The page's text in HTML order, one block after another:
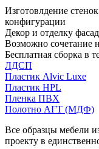
Изготовлдение
конфигурации
Декор и отделку
Возможно сочетание
Бесплатная сборка в
ЛДСП
Пластик Alvic Luxe
Пластик HPL
Пленка ПВХ
Полотно АГТ (МДФ)
Все образцы мебели
проекту в